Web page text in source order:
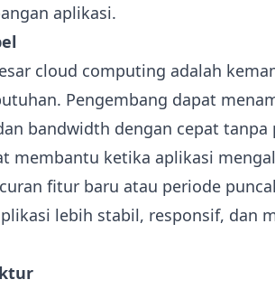
aplikasi.
cloud computing adalah
Pengembang dapat
bandwidth dengan cepat
membantu ketika aplikasi
fitur baru atau periode
lebih stabil, responsif, dan